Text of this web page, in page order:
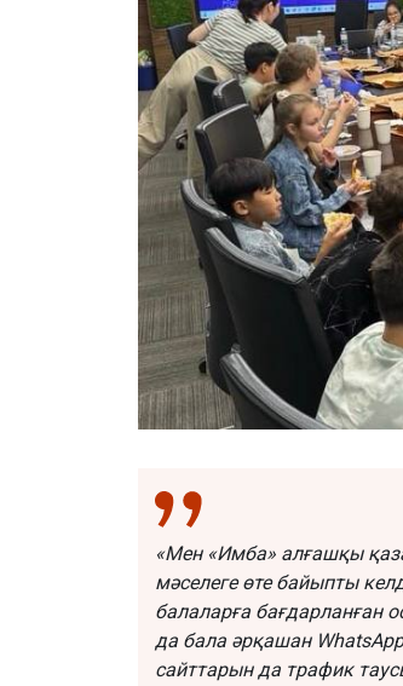
«Мен «Имба» алғашқы
мәселеге өте байыпты
балаларға бағдарланған
да бала әрқашан
сайттарын да трафик